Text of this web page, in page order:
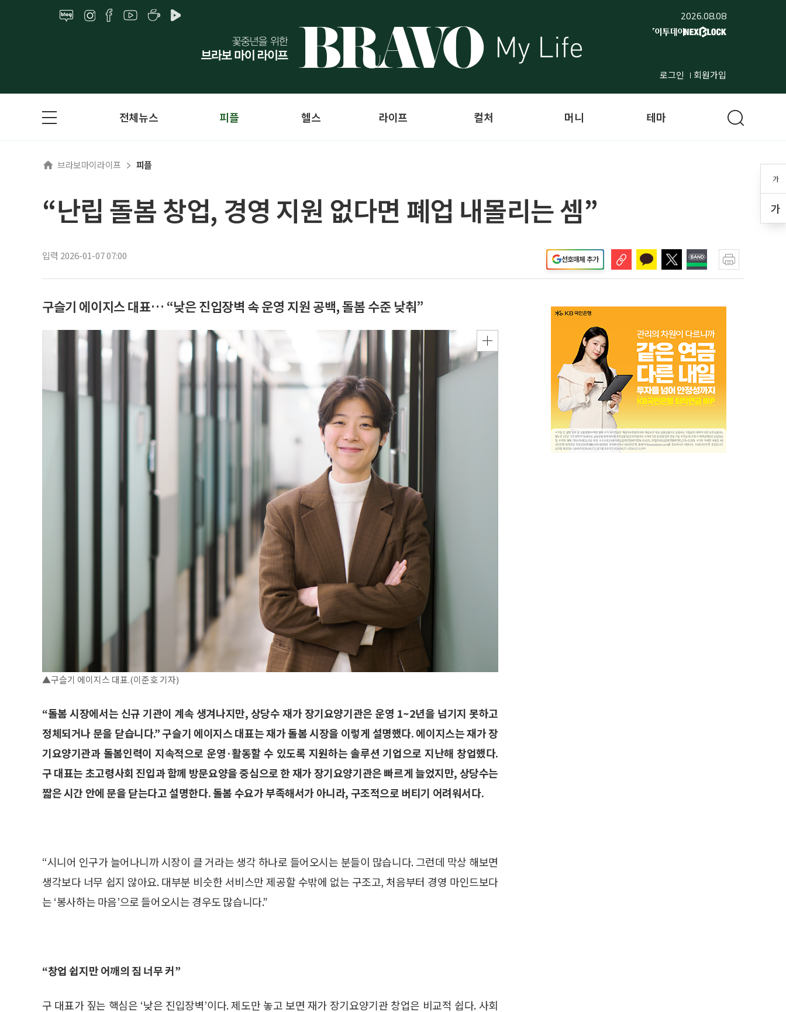
2026.08.08
로그인 회원가입
가
가
전체뉴스 피플 헬스 라이프 컬처 머니 테마
브라보마이라이프 피플
“난립 돌봄 창업, 경영 지원 없다면 폐업 내몰리는 셈”
입력 2026-01-07 07:00 선호매체 추가
구슬기 에이지스 대표… “낮은 진입장벽 속 운영 지원 공백, 돌봄 수준 낮춰”
▲구슬기 에이지스 대표.(이준호 기자)
“돌봄 시장에서는 신규 기관이 계속 생겨나지만, 상당수 재가 장기요양기관은 운영 1~2년을 넘기지 못하고
정체되거나 문을 닫습니다.” 구슬기 에이지스 대표는 재가 돌봄 시장을 이렇게 설명했다. 에이지스는 재가 장
기요양기관과 돌봄인력이 지속적으로 운영·활동할 수 있도록 지원하는 솔루션 기업으로 지난해 창업했다.
구 대표는 초고령사회 진입과 함께 방문요양을 중심으로 한 재가 장기요양기관은 빠르게 늘었지만, 상당수는
짧은 시간 안에 문을 닫는다고 설명한다. 돌봄 수요가 부족해서가 아니라, 구조적으로 버티기 어려워서다.
“시니어 인구가 늘어나니까 시장이 클 거라는 생각 하나로 들어오시는 분들이 많습니다. 그런데 막상 해보면
생각보다 너무 쉽지 않아요. 대부분 비슷한 서비스만 제공할 수밖에 없는 구조고, 처음부터 경영 마인드보다
는 ‘봉사하는 마음’으로 들어오시는 경우도 많습니다.”
“창업 쉽지만 어깨의 짐 너무 커”
구 대표가 짚는 핵심은 ‘낮은 진입장벽’이다. 제도만 놓고 보면 재가 장기요양기관 창업은 비교적 쉽다. 사회